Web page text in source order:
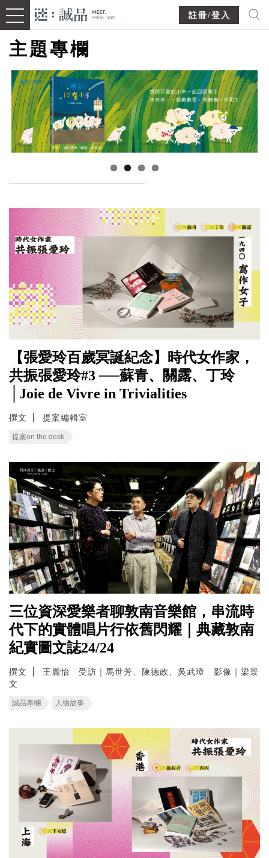
註冊/登入
主題專欄
【張愛玲百歲冥誕紀念】時代女作家，
共振張愛玲#3 ──蘇青、關露、丁玲
│Joie de Vivre in Trivialities
撰文 提案編輯室
提案on the desk
三位資深愛樂者聊敦南音樂館，串流時
代下的實體唱片行依舊閃耀｜典藏敦南
紀實圖文誌24/24
撰文
王麗怡 受訪｜馬世芳、陳德政、吳武璋 影像｜梁景
文
誠品專欄 人物故事